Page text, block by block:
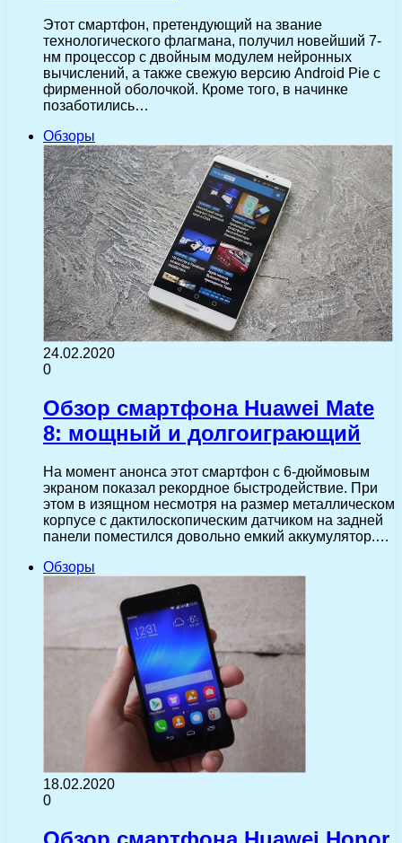
Этот смартфон, претендующий на звание
технологического флагмана, получил новейший 7-
нм процессор с двойным модулем нейронных
вычислений, а также свежую версию Android Pie с
фирменной оболочкой. Кроме того, в начинке
позаботились…
Обзоры
24.02.2020
0
Обзор смартфона Huawei Mate
8: мощный и долгоиграющий
На момент анонса этот смартфон с 6-дюймовым
экраном показал рекордное быстродействие. При
этом в изящном несмотря на размер металлическом
корпусе с дактилоскопическим датчиком на задней
панели поместился довольно емкий аккумулятор.…
Обзоры
18.02.2020
0